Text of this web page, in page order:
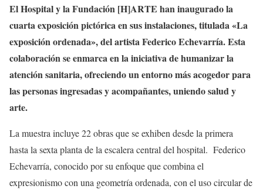
El Hospital y la Fundación [H]ARTE han inaugurado la
cuarta exposición pictórica en sus instalaciones, titulada «La
exposición ordenada», del artista Federico Echevarría. Esta
colaboración se enmarca en la iniciativa de humanizar la
atención sanitaria, ofreciendo un entorno más acogedor para
las personas ingresadas y acompañantes, uniendo salud y
arte.
La muestra incluye 22 obras que se exhiben desde la primera
hasta la sexta planta de la escalera central del hospital. Federico
Echevarría, conocido por su enfoque que combina el
expresionismo con una geometría ordenada, con el uso circular de